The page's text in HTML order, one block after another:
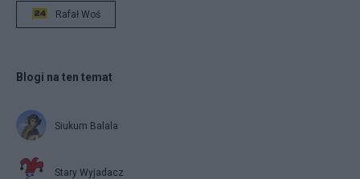
Rafał Woś
Blogi na ten temat
Siukum Balala
Stary Wyjadacz